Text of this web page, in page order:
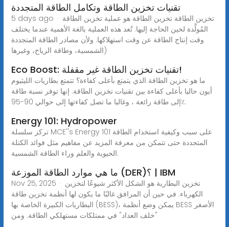
تقنيات تخزين الطاقة وتكامل الطاقة المتجددة
5 days ago · تخزين الطاقة تخزين الطاقة هو عملية تخزين الطاقة
المُولَّدة لحين الحاجة إليها. تُعد هذه العملية بالغة الأهمية عندما يختلف
وقت إنتاج الطاقة عن وقت استهلاكها. ولأن مصادر الطاقة المتجددة
(الشمسية، وطاقة الرياح، وغيرها
Eco Boost: تقنيات تخزين الطاقة غير مقفلة!
ما هو تخزين الطاقة الذي يتمتع بأعلى كفاءة؟ تتمتع بطاريات الليثيوم
أيون حاليا بأعلى كفاءة بين تقنيات تخزين الطاقة. إنها توفر نسبة طاقة
إلى طاقة رائعة ، وغالبا ما تصل كفاءتها إلى حوالي 90-95٪.
Energy 101: Hydropower
تركز سلسلة MCE''s Energy 101 على سبب وكيفية استخدام الطاقة
المتجددة حتى تتمكن من معرفة المزيد عن مفاهيم مثل فوائد الكتلة
الحيوية والعلم وراء الطاقة الشمسية.
ما هي موارد الطاقة الموزعة (DER)؟ | IBM
Nov 25, 2025 · تخزين البطارية هو الشكل الأكثر شيوعًا لتخزين
الكهرباء. في حين أن المرافق غالبًا ما يكون لها أنظمة تخزين طاقة
البطاريات الكبيرة الخاصة بها (BESS)، يمكن وضع أنظمة BESS الأصغر
"خلف العداد" في ممتلكات مستهلكي الطاقة. ومن